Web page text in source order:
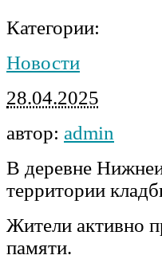
Категории:
Новости
28.04.2025
автор: admin
В деревне
территории
Жители активно
памяти.